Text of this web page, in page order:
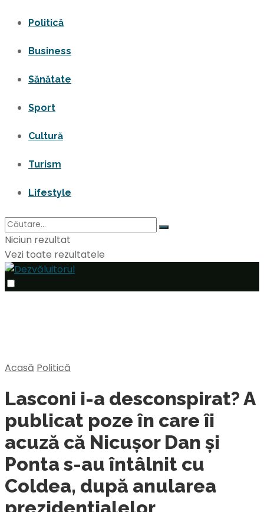
Politică
Business
Sănătate
Sport
Cultură
Turism
Lifestyle
Niciun rezultat
Vezi toate rezultatele
Acasă Politică
Lasconi i-a desconspirat? A
publicat poze în care îi
acuză că Nicușor Dan și
Ponta s-au întâlnit cu
Coldea, după anularea